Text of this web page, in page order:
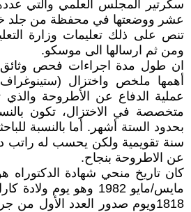
سكرتير المجلس العلمي والتي
عشر ووضعتها في محفظة من جلد
تنص على ذلك تعليمات وزارة
ومن ثم ارسالها الى موسكو.
ان طول مدة اجراءات فحص وثائق
أهمها ملخص واختزال
عملية الدفاع عن الأطروحة والذي
متخصصة في الاختزال، تكون
بحدود الستة أشهر. أما بالنسبة
سنة تقويمية ولكن يحسب له راتب
عن الاطروحة بنجاح.
كان تاريخ منحي شهادة
مايس/مايو 1982 وهو
1818ويوم صدور العدد الأول من